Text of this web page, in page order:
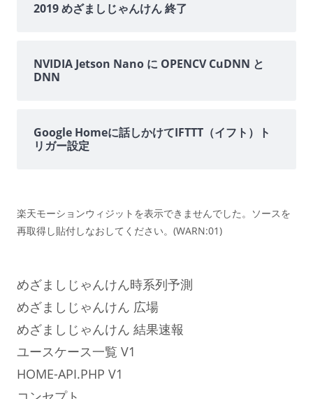
2019 めざましじゃんけん 終了
NVIDIA Jetson Nano に OPENCV CuDNN と
DNN
Google Homeに話しかけてIFTTT（イフト）ト
リガー設定
楽天モーションウィジットを表示できませんでした。ソースを
再取得し貼付しなおしてください。(WARN:01)
めざましじゃんけん時系列予測
めざましじゃんけん 広場
めざましじゃんけん 結果速報
ユースケース一覧 V1
HOME-API.PHP V1